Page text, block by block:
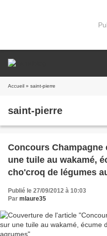
Accueil » saint-pierre
saint-pierre
Concours
une tuile au wakamé,
cho'croq de légumes
Publié le 27/09/2012 à 10:03
Par mlaure35